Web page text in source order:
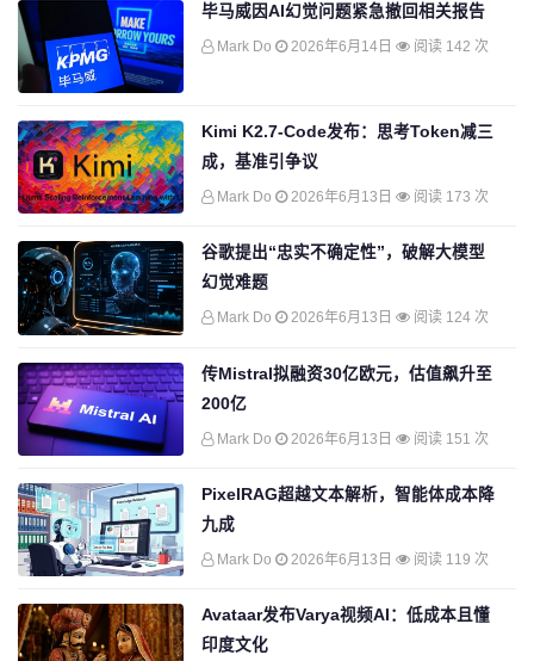
毕马威因AI幻觉问题紧急撤回相关报告
Mark Do 2026年6月14日 阅读 142 次
Kimi K2.7-Code发布：思考Token减三
成，基准引争议
Mark Do 2026年6月13日 阅读 173 次
谷歌提出“忠实不确定性”，破解大模型
幻觉难题
Mark Do 2026年6月13日 阅读 124 次
传Mistral拟融资30亿欧元，估值飙升至
200亿
Mark Do 2026年6月13日 阅读 151 次
PixelRAG超越文本解析，智能体成本降
九成
Mark Do 2026年6月13日 阅读 119 次
Avataar发布Varya视频AI：低成本且懂
印度文化